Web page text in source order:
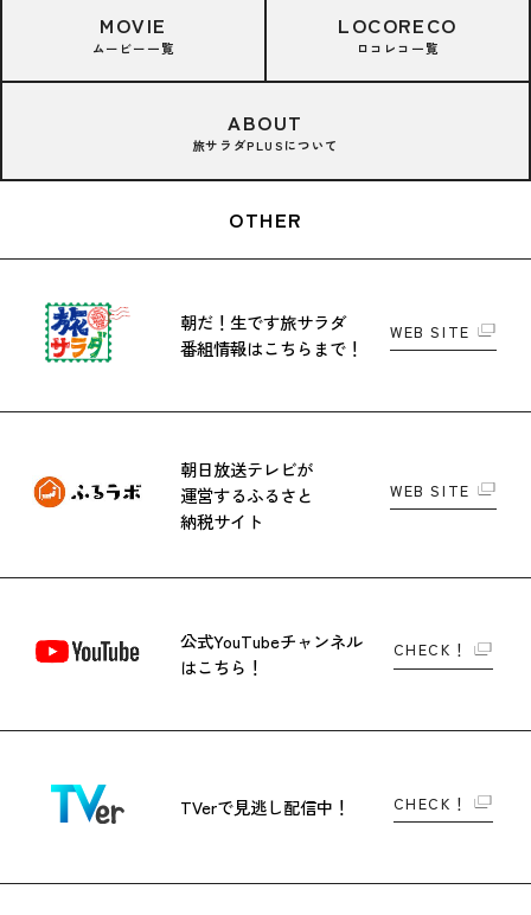
MOVIE
ムービー一覧
LOCORECO
ロコレコ一覧
ABOUT
旅サラダPLUSについて
OTHER
朝だ！生です旅サラダ
番組情報はこちらまで！
WEB SITE
朝日放送テレビが
運営するふるさと
納税サイト
WEB SITE
公式YouTubeチャンネル
はこちら！
CHECK！
TVerで見逃し配信中！ CHECK！